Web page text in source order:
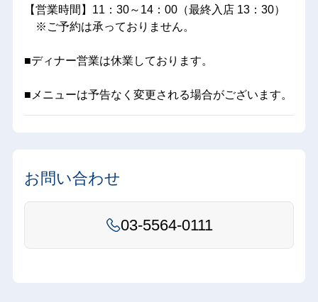
【営業時間】11：30～14：00（最終入店 13：30）
※ご予約は承っておりません。
■ディナー営業は休業しております。
■メニューは予告なく変更される場合がございます。
お問い合わせ
03-5564-0111